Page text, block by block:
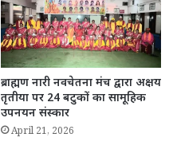
ब्राह्मण नारी नवचेतना मंच द्वारा अक्षय
तृतीया पर 24 बटुकों का सामूहिक
उपनयन संस्कार
April 21, 2026